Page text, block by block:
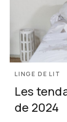
LINGE DE LIT
Les
de 2024